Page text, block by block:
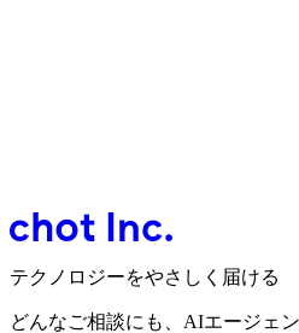
テクノロジーをやさしく届ける
どんなご相談にも、 AIエージェ